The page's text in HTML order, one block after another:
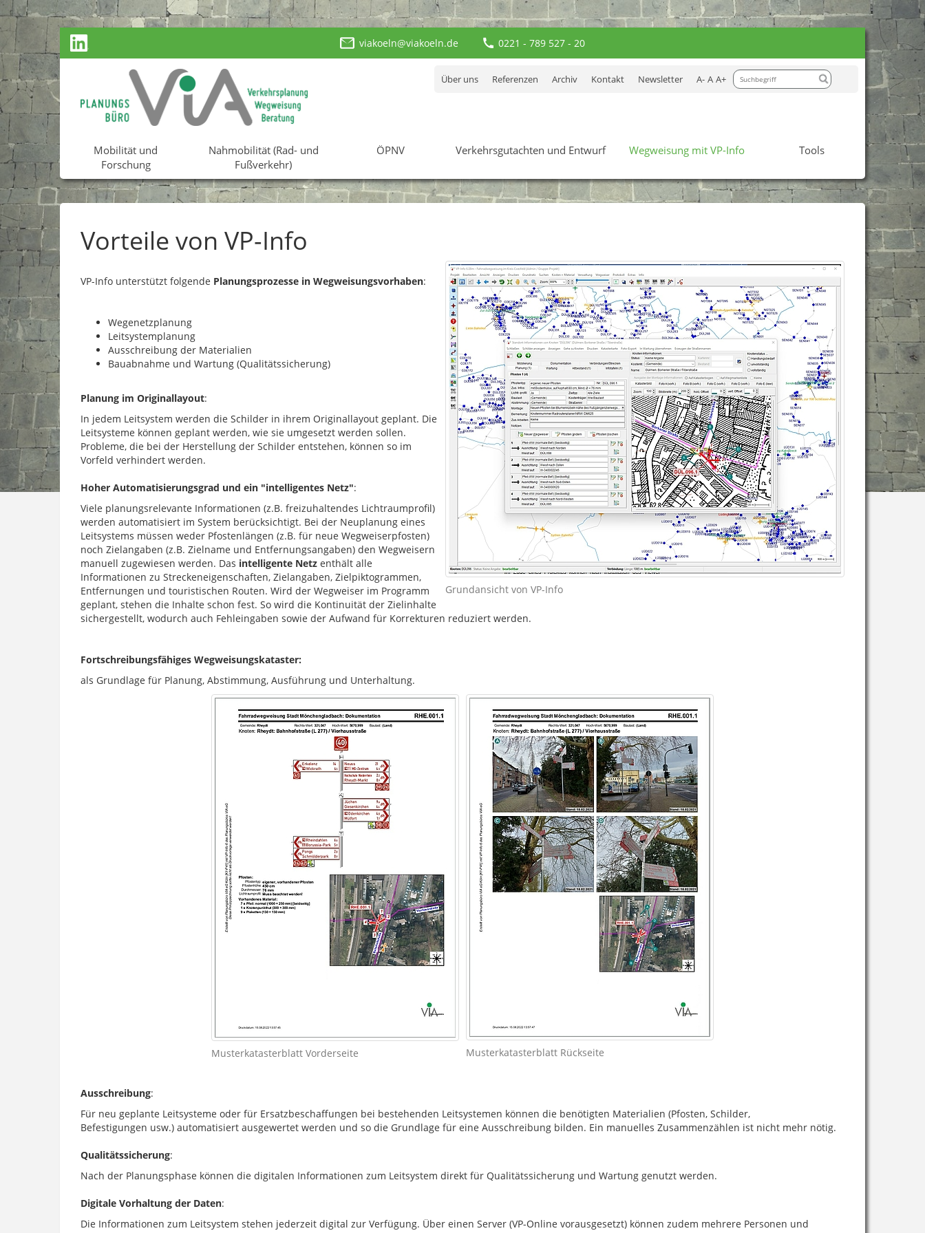
viakoeln@viakoeln.de 0221 - 789 527 - 20
Über uns Referenzen Archiv Kontakt Newsletter A- A A+
Mobilität und
Forschung
Nahmobilität (Rad- und
Fußverkehr)
ÖPNV Verkehrsgutachten und Entwurf Wegweisung mit VP-Info Tools
Zurück Weiter
Vorteile von VP-Info
Grundansicht von VP-Info
VP-Info unterstützt folgende Planungsprozesse in Wegweisungsvorhaben:
Wegenetzplanung
Leitsystemplanung
Ausschreibung der Materialien
Bauabnahme und Wartung (Qualitätssicherung)
Planung im Originallayout:
In jedem Leitsystem werden die Schilder in ihrem Originallayout geplant. Die
Leitsysteme können geplant werden, wie sie umgesetzt werden sollen.
Probleme, die bei der Herstellung der Schilder entstehen, können so im
Vorfeld verhindert werden.
Hoher Automatisierungsgrad und ein "intelligentes Netz":
Viele planungsrelevante Informationen (z.B. freizuhaltendes Lichtraumprofil)
werden automatisiert im System berücksichtigt. Bei der Neuplanung eines
Leitsystems müssen weder Pfostenlängen (z.B. für neue Wegweiserpfosten)
noch Zielangaben (z.B. Zielname und Entfernungsangaben) den Wegweisern
manuell zugewiesen werden. Das intelligente Netz enthält alle
Informationen zu Streckeneigenschaften, Zielangaben, Zielpiktogrammen,
Entfernungen und touristischen Routen. Wird der Wegweiser im Programm
geplant, stehen die Inhalte schon fest. So wird die Kontinuität der Zielinhalte
sichergestellt, wodurch auch Fehleingaben sowie der Aufwand für Korrekturen reduziert werden.
Fortschreibungsfähiges Wegweisungskataster:
als Grundlage für Planung, Abstimmung, Ausführung und Unterhaltung.
Musterkatasterblatt Vorderseite Musterkatasterblatt Rückseite
Ausschreibung:
Für neu geplante Leitsysteme oder für Ersatzbeschaffungen bei bestehenden Leitsystemen können die benötigten Materialien (Pfosten, Schilder,
Befestigungen usw.) automatisiert ausgewertet werden und so die Grundlage für eine Ausschreibung bilden. Ein manuelles Zusammenzählen ist nicht mehr nötig.
Qualitätssicherung:
Nach der Planungsphase können die digitalen Informationen zum Leitsystem direkt für Qualitätssicherung und Wartung genutzt werden.
Digitale Vorhaltung der Daten:
Die Informationen zum Leitsystem stehen jederzeit digital zur Verfügung. Über einen Server (VP-Online vorausgesetzt) können zudem mehrere Personen und